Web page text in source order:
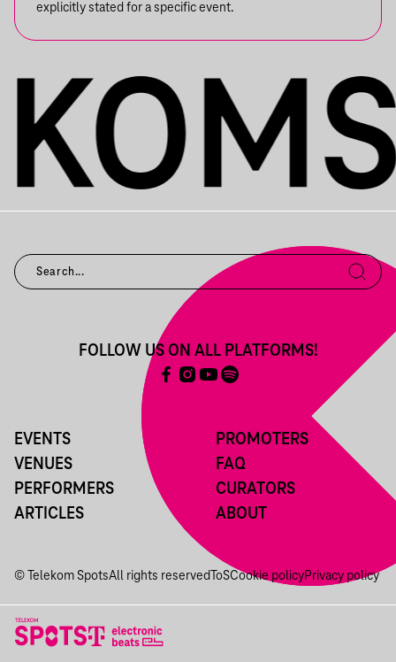
explicitly stated for a specific event.
EVENTS
VENUES
PERFORMERS
ARTICLES
PROMOTERS
FAQ
CURATORS
ABOUT
FOLLOW US ON ALL PLATFORMS!
© Telekom SpotsAll rights reserved ToSCookie policyPrivacy policy